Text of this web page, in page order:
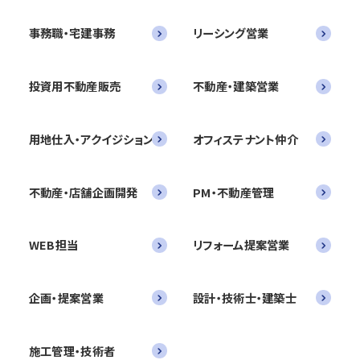
事務職・宅建事務 リーシング営業
投資用不動産販売 不動産・建築営業
用地仕入・アクイジション オフィステナント仲介
不動産・店舗企画開発 PM・不動産管理
WEB担当 リフォーム提案営業
企画・提案営業 設計・技術士・建築士
施工管理・技術者